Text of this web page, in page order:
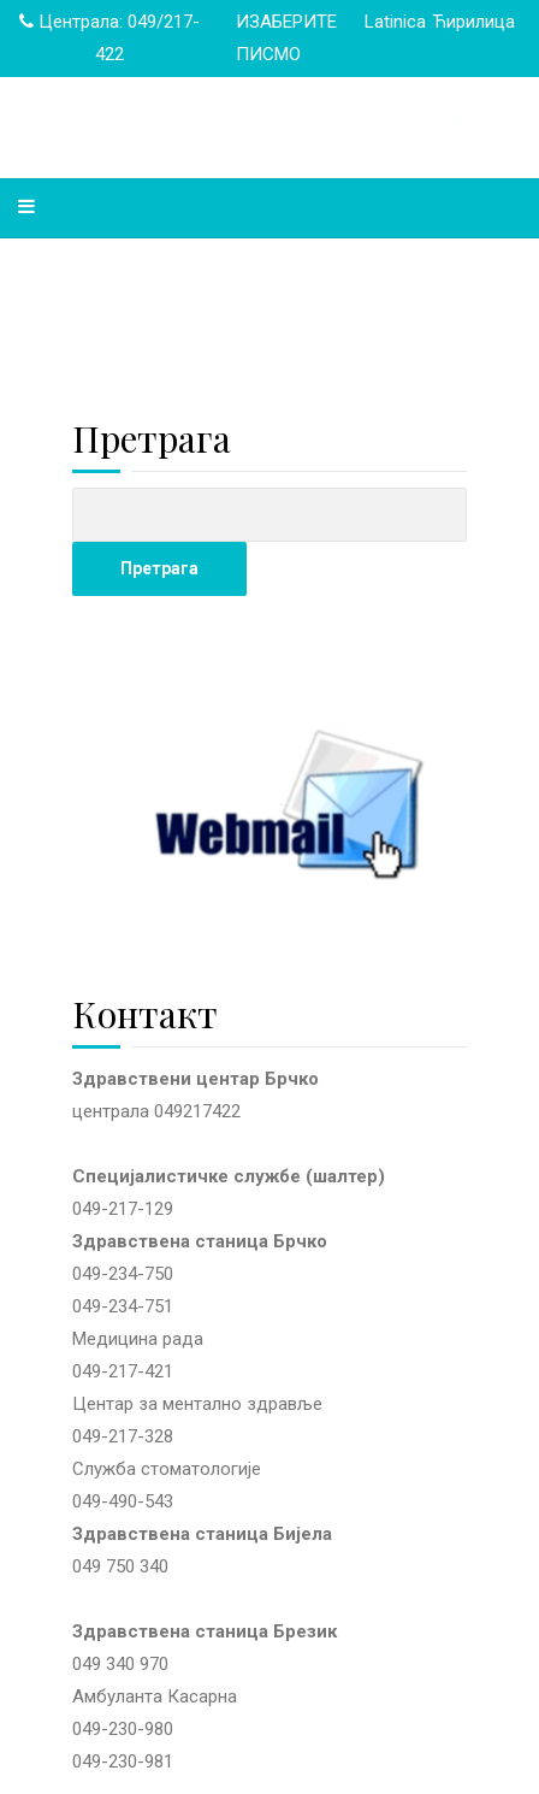
Централа: 049/217-
422
ИЗАБЕРИТЕ
ПИСМО
Latinica Ћирилица
Претрага
Контакт
Здравствени центар Брчко
централа 049217422
Специјалистичке службе (шалтер)
049-217-129
Здравствена станица Брчко
049-234-750
049-234-751
Медицина рада
049-217-421
Центар за ментално здравље
049-217-328
Служба стоматологије
049-490-543
Здравствена станица Бијела
049 750 340
Здравствена станица Брезик
049 340 970
Амбуланта Касарна
049-230-980
049-230-981